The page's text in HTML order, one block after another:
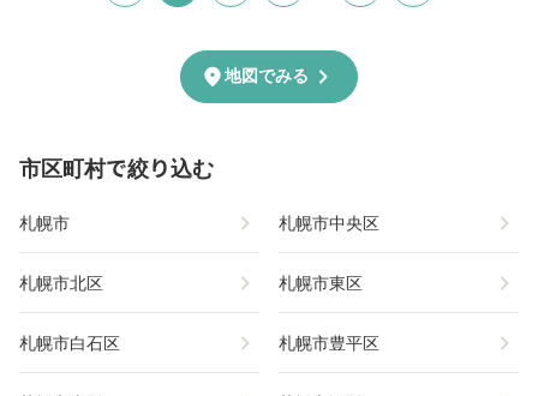
location_on地図でみる chevron_right
市区町村で絞り込む
札幌市 chevron_right 札幌市中央区 chevron_right
札幌市北区 chevron_right 札幌市東区 chevron_right
札幌市白石区 chevron_right 札幌市豊平区 chevron_right